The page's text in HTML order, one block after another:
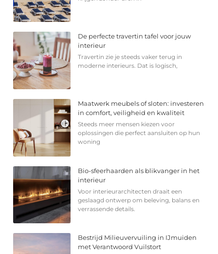
De perfecte travertin tafel voor jouw
interieur
Travertin zie je steeds vaker terug in
moderne interieurs. Dat is logisch,
Maatwerk meubels of sloten: investeren
in comfort, veiligheid en kwaliteit
Steeds meer mensen kiezen voor
oplossingen die perfect aansluiten op hun
woning
Bio-sfeerhaarden als blikvanger in het
interieur
Voor interieurarchitecten draait een
geslaagd ontwerp om beleving, balans en
verrassende details.
Bestrijd Milieuvervuiling in IJmuiden
met Verantwoord Vuilstort